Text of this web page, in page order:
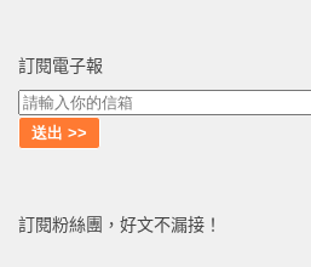
訂閱電子報
訂閱粉絲團，好文不漏接！